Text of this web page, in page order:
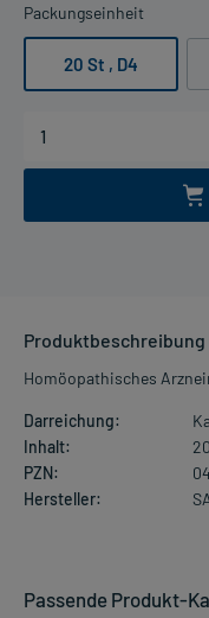
Packungseinheit
20 St , D4
Produktbeschreibung
Homöopathisches
Darreichung:
Inhalt:
PZN:
Hersteller:
Passende Produkt-